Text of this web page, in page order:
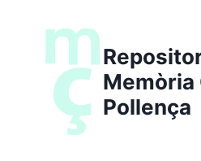
Memòria
Pollença